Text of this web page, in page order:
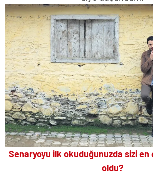
Senaryoyu ilk okuduğunuzda sizi
oldu?